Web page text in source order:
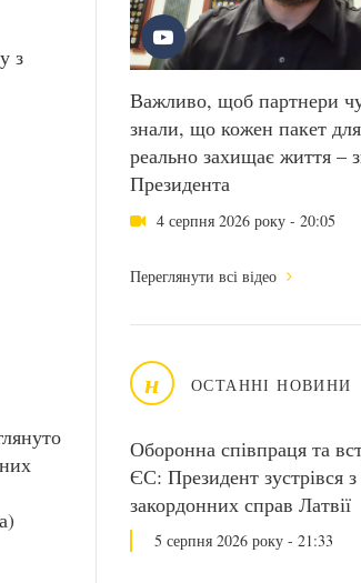
Важливо, щоб партнери
знали, що кожен пакет
реально захищає життя –
Президента
4 серпня 2026 року - 20:05
Переглянути всі відео
н ОСТАННІ НОВИНИ
Оборонна співпраця та
ЄС: Президент зустрівся
закордонних справ Латвії
5 серпня 2026 року - 21:33
з